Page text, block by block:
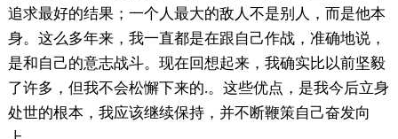
追求最好的结果；一个人最大的敌人不是别人，而是他本
身。这么多年来，我一直都是在跟自己作战，准确地说，
是和自己的意志战斗。现在回想起来，我确实比以前坚毅
了许多，但我不会松懈下来的.。这些优点，是我今后立身
处世的根本，我应该继续保持，并不断鞭策自己奋发向